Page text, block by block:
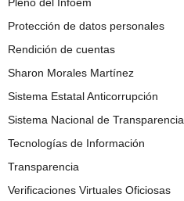
Protección de datos personales
Rendición de cuentas
Sharon Morales Martínez
Sistema Estatal Anticorrupción
Sistema Nacional de Transparencia
Tecnologías de Información
Transparencia
Verificaciones Virtuales Oficiosas